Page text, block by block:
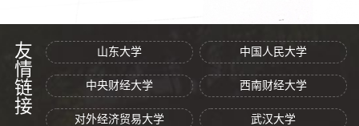
友情链接 山东大学 中国人民大学
中央财经大学 西南财经大学
对外经济贸易大学 武汉大学